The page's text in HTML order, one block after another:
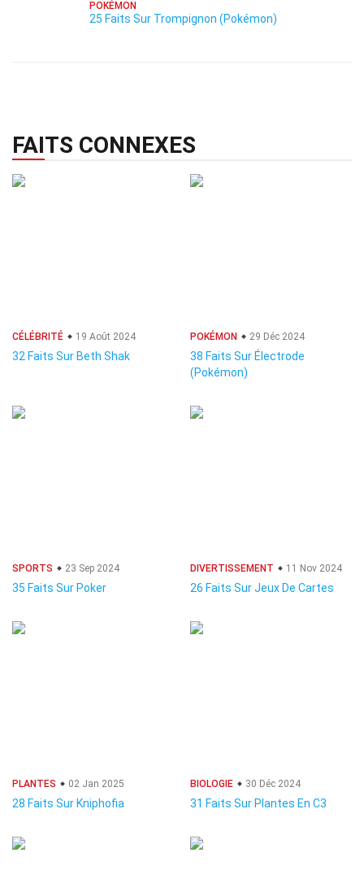
POKÉMON
25 Faits Sur Trompignon (Pokémon)
FAITS CONNEXES
CÉLÉBRITÉ 19 Août 2024
32 Faits Sur Beth Shak
POKÉMON 29 Déc 2024
38 Faits Sur Électrode
(Pokémon)
SPORTS 23 Sep 2024
35 Faits Sur Poker
DIVERTISSEMENT 11 Nov 2024
26 Faits Sur Jeux De Cartes
PLANTES 02 Jan 2025
28 Faits Sur Kniphofia
BIOLOGIE 30 Déc 2024
31 Faits Sur Plantes En C3